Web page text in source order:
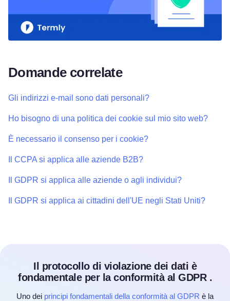
Domande correlate
Gli indirizzi e-mail sono dati personali?
Ho bisogno di una politica dei cookie sul mio sito web?
È necessario il consenso per i cookie?
Il CCPA si applica alle aziende B2B?
Il GDPR si applica alle aziende o agli individui?
Il GDPR si applica ai cittadini dell'UE negli Stati Uniti?
Il protocollo di violazione dei dati è
fondamentale per la conformità al GDPR .
Uno dei principi fondamentali della conformità al GDPR è la